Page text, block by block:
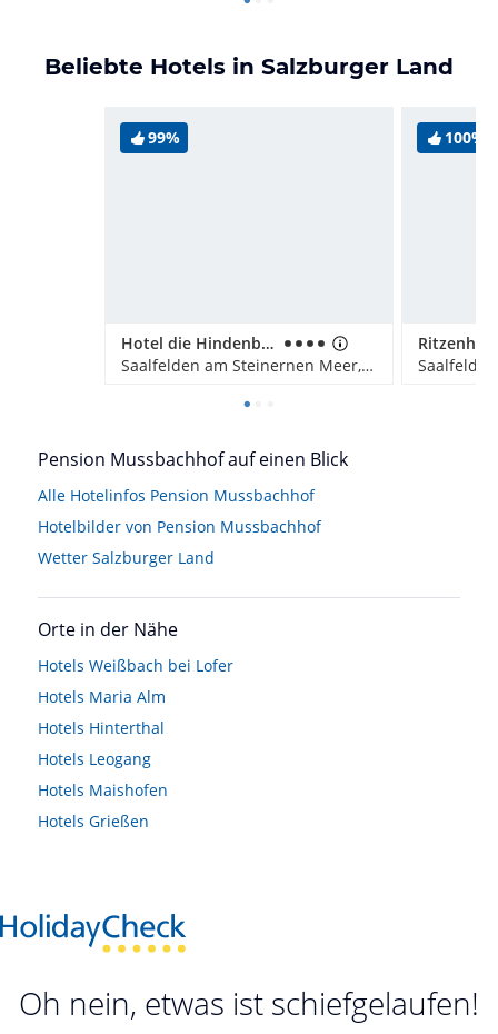
Beliebte Hotels in Salzburger Land
99%
Hotel die Hindenburg
Saalfelden am Steinernen Meer, Österreich
100%
Pension Mussbachhof auf einen Blick
Alle Hotelinfos Pension Mussbachhof
Hotelbilder von Pension Mussbachhof
Wetter Salzburger Land
Orte in der Nähe
Hotels Weißbach bei Lofer
Hotels Maria Alm
Hotels Hinterthal
Hotels Leogang
Hotels Maishofen
Hotels Grießen
Oh nein, etwas ist schiefgelaufen!